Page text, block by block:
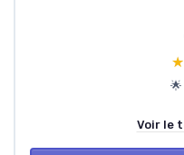
Voir le